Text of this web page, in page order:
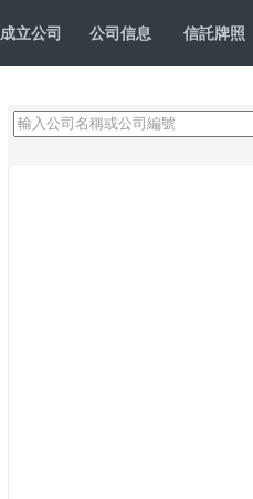
成立公司 公司信息 信託牌照